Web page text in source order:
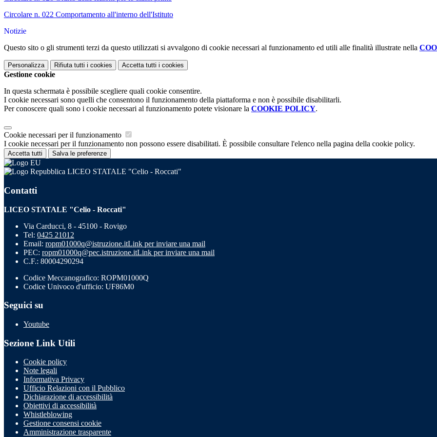
Circolare n. 022 Comportamento all'interno dell'Istituto
Notizie
Questo sito o gli strumenti terzi da questo utilizzati si avvalgono di cookie necessari al funzionamento ed utili alle finalità illustrate nella
Personalizza Rifiuta tutti i cookies Accetta tutti i cookies
Gestione cookie
In questa schermata è possibile scegliere quali cookie consentire.
I cookie necessari sono quelli che consentono il funzionamento della piattaforma e non è possibile disabilitarli.
Per conoscere quali sono i cookie necessari al funzionamento potete visionare la COOKIE POLICY.
Cookie necessari per il funzionamento
I cookie necessari per il funzionamento non possono essere disabilitati. È possibile consultare l'elenco nella pagina della cookie policy.
Accetta tutti Salva le preferenze
LICEO STATALE "Celio - Roccati"
Contatti
LICEO STATALE "Celio - Roccati"
Via Carducci, 8 - 45100 - Rovigo
Tel: 0425 21012
Email: ropm01000q@istruzione.itLink per inviare una mail
PEC: ropm01000q@pec.istruzione.itLink per inviare una mail
C.F.: 80004290294
Codice Meccanografico: ROPM01000Q
Codice Univoco d'ufficio: UF86M0
Seguici su
Youtube
Sezione Link Utili
Cookie policy
Note legali
Informativa Privacy
Ufficio Relazioni con il Pubblico
Dichiarazione di accessibilità
Obiettivi di accessibilità
Whistleblowing
Gestione consensi cookie
Amministrazione trasparente